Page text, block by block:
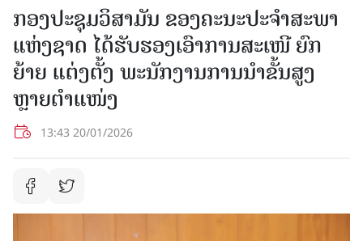
ກອງປະຊຸມວິສາມັນ ຂອງຄະນະປະຈຳສະພາ
ແຫ່ງຊາດ ໄດ້ຮັບຮອງເອົາການສະເໜີ ຍົກ
ຍ້າຍ ແຕ່ງຕັ້ງ ພະນັກງານການນຳຂັ້ນສູງ
ຫຼາຍຕຳແໜ່ງ
13:43 20/01/2026